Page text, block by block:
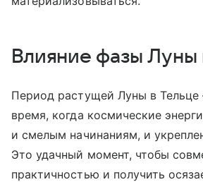
Влияние фазы Луны
Период растущей Луны в
время, когда космические
и смелым начинаниям, и
Это удачный момент, чтобы
практичностью и получить